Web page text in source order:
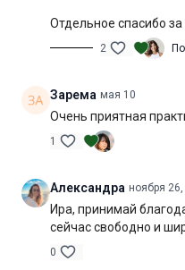
Отдельное спасибо
2
Зарема мая 10
Очень приятная
1
Александра ноября
Ира, принимай
сейчас свободно и
0